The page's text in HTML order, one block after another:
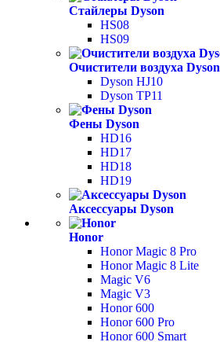
Стайлеры Dyson
HS08
HS09
Очистители воздуха Dyson
Dyson HJ10
Dyson TP11
Фены Dyson
HD16
HD17
HD18
HD19
Аксессуары Dyson
Honor
Honor Magic 8 Pro
Honor Magic 8 Lite
Magic V6
Magic V3
Honor 600
Honor 600 Pro
Honor 600 Smart